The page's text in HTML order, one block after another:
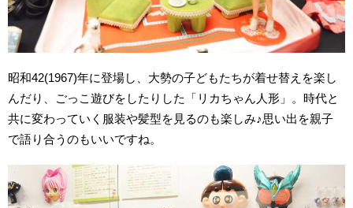
昭和42(1967)年に登場し、大勢の子どもたちが着せ替えを楽し
んだり、ごっこ遊びをしたりした「リカちゃん人形」。時代と
共に変わっていく服装や髪型を見るのも楽しみ♪思い出を親子
で語り合うのもいいですね。